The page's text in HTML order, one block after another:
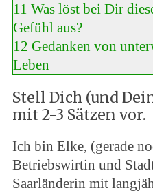
11 Was löst bei Dir
Gefühl aus?
12 Gedanken von
Leben
Stell Dich (und
mit 2-3 Sätzen vor.
Ich bin Elke, (gerade
Betriebswirtin und
Saarländerin mit